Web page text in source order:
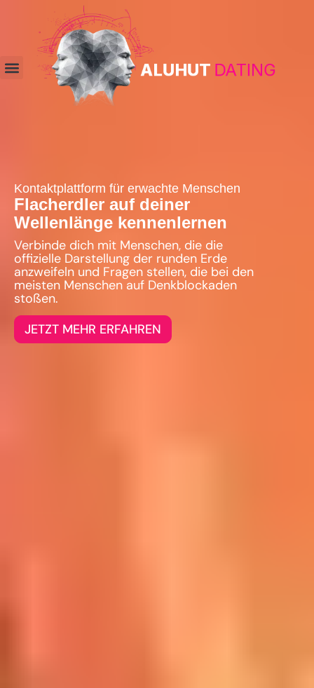
Kontaktplattform für erwachte Menschen
Flacherdler auf deiner
Wellenlänge kennenlernen
Verbinde dich mit Menschen, die die
offizielle Darstellung der runden Erde
anzweifeln und Fragen stellen, die bei den
meisten Menschen auf Denkblockaden
stoßen.
JETZT MEHR ERFAHREN